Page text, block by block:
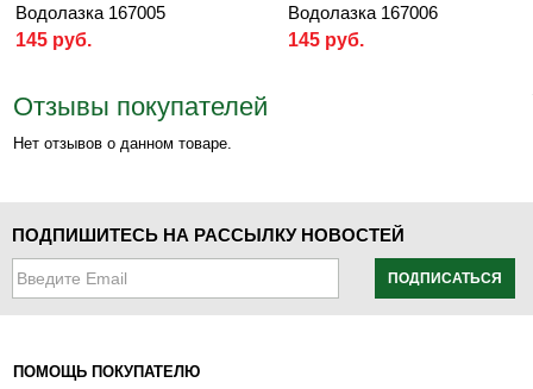
Водолазка 167005
145 руб.
Водолазка 167006
145 руб.
Отзывы покупателей
Нет отзывов о данном товаре.
ПОДПИШИТЕСЬ НА РАССЫЛКУ НОВОСТЕЙ
ПОДПИСАТЬСЯ
ПОМОЩЬ ПОКУПАТЕЛЮ